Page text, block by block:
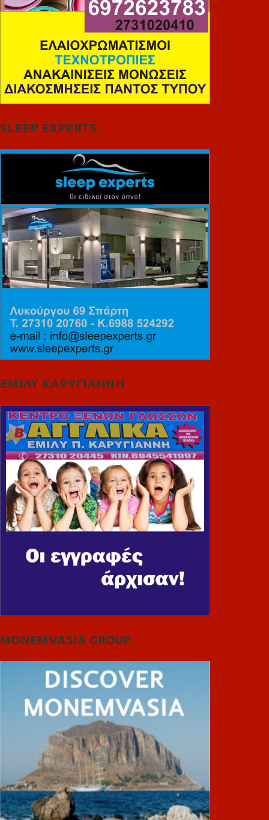
SLEEP EXPERTS
ΕΜΙΛΥ ΚΑΡΥΓΙΑΝΝΗ
MONEMVASIA GROUP